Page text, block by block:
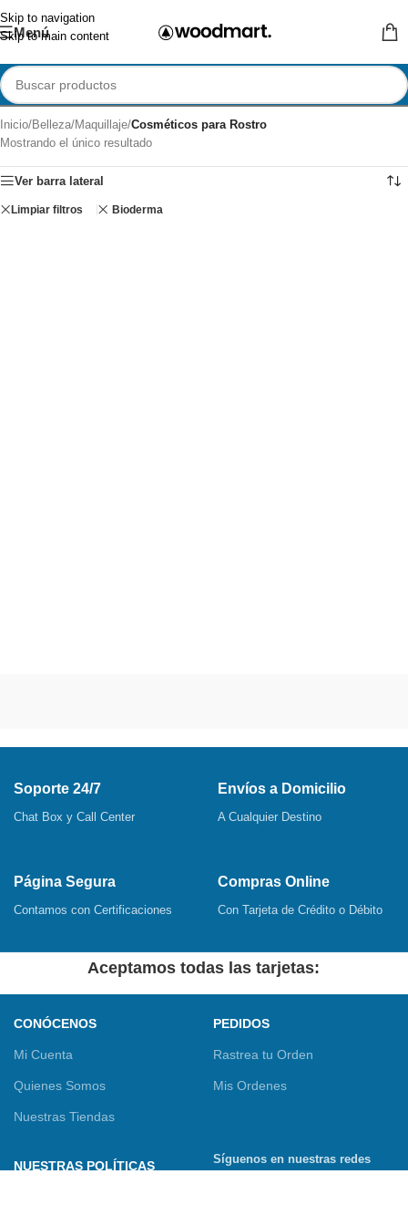
Skip to navigation
Skip to main content
Menú
Inicio/Belleza/Maquillaje/Cosméticos para Rostro
Mostrando el único resultado
Ver barra lateral
Limpiar filtros Bioderma
Soporte 24/7
Chat Box y Call Center
Envíos a Domicilio
A Cualquier Destino
Página Segura
Contamos con Certificaciones
Compras Online
Con Tarjeta de Crédito o Débito
Aceptamos todas las tarjetas:
CONÓCENOS
Mi Cuenta
Quienes Somos
Nuestras Tiendas
PEDIDOS
Rastrea tu Orden
Mis Ordenes
NUESTRAS POLÍTICAS
Síguenos en nuestras redes